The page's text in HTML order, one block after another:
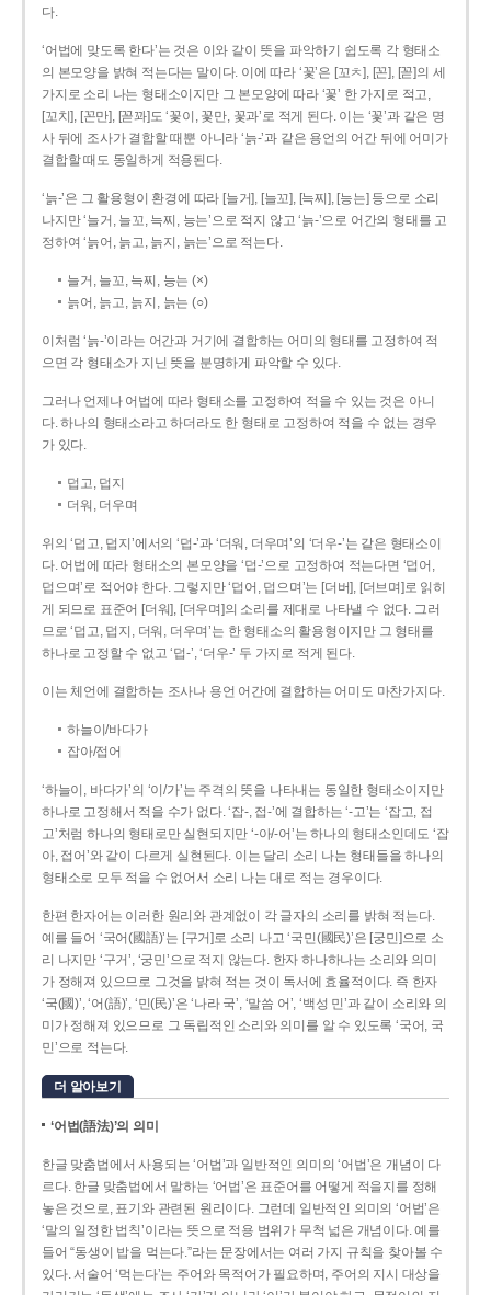
다.
‘어법에 맞도록 한다’는 것은 이와 같이 뜻을 파악하기 쉽도록 각 형태소
의 본모양을 밝혀 적는다는 말이다. 이에 따라 ‘꽃’은 [꼬ㅊ], [꼰], [꼳]의 세
가지로 소리 나는 형태소이지만 그 본모양에 따라 ‘꽃’ 한 가지로 적고,
[꼬치], [꼰만], [꼳꽈]도 ‘꽃이, 꽃만, 꽃과’로 적게 된다. 이는 ‘꽃’과 같은 명
사 뒤에 조사가 결합할 때뿐 아니라 ‘늙-’과 같은 용언의 어간 뒤에 어미가
결합할 때도 동일하게 적용된다.
‘늙-’은 그 활용형이 환경에 따라 [늘거], [늘꼬], [늑찌], [능는] 등으로 소리
나지만 ‘늘거, 늘꼬, 늑찌, 능는’으로 적지 않고 ‘늙-’으로 어간의 형태를 고
정하여 ‘늙어, 늙고, 늙지, 늙는’으로 적는다.
늘거, 늘꼬, 늑찌, 능는 (×)
늙어, 늙고, 늙지, 늙는 (○)
이처럼 ‘늙-­’이라는 어간과 거기에 결합하는 어미의 형태를 고정하여 적
으면 각 형태소가 지닌 뜻을 분명하게 파악할 수 있다.
그러나 언제나 어법에 따라 형태소를 고정하여 적을 수 있는 것은 아니
다. 하나의 형태소라고 하더라도 한 형태로 고정하여 적을 수 없는 경우
가 있다.
덥고, 덥지
더워, 더우며
위의 ‘덥고, 덥지’에서의 ‘덥-­’과 ‘더워, 더우며’의 ‘더우-­’는 같은 형태소이
다. 어법에 따라 형태소의 본모양을 ‘덥-­’으로 고정하여 적는다면 ‘덥어,
덥으며’로 적어야 한다. 그렇지만 ‘덥어, 덥으며’는 [더버], [더브며]로 읽히
게 되므로 표준어 [더워], [더우며]의 소리를 제대로 나타낼 수 없다. 그러
므로 ‘덥고, 덥지, 더워, 더우며’는 한 형태소의 활용형이지만 그 형태를
하나로 고정할 수 없고 ‘덥-’, ‘더우-’ 두 가지로 적게 된다.
이는 체언에 결합하는 조사나 용언 어간에 결합하는 어미도 마찬가지다.
하늘이/바다가
잡아/접어
‘하늘이, 바다가’의 ‘이/가’는 주격의 뜻을 나타내는 동일한 형태소이지만
하나로 고정해서 적을 수가 없다. ‘잡-, 접-’에 결합하는 ‘-고’는 ‘잡고, 접
고’처럼 하나의 형태로만 실현되지만 ‘-아/-어’는 하나의 형태소인데도 ‘잡
아, 접어’와 같이 다르게 실현된다. 이는 달리 소리 나는 형태들을 하나의
형태소로 모두 적을 수 없어서 소리 나는 대로 적는 경우이다.
한편 한자어는 이러한 원리와 관계없이 각 글자의 소리를 밝혀 적는다.
예를 들어 ‘국어(國語)’는 [구거]로 소리 나고 ‘국민(國民)’은 [궁민]으로 소
리 나지만 ‘구거’, ‘궁민’으로 적지 않는다. 한자 하나하나는 소리와 의미
가 정해져 있으므로 그것을 밝혀 적는 것이 독서에 효율적이다. 즉 한자
‘국(國)’, ‘어(語)’, ‘민(民)’은 ‘나라 국’, ‘말씀 어’, ‘백성 민’과 같이 소리와 의
미가 정해져 있으므로 그 독립적인 소리와 의미를 알 수 있도록 ‘국어, 국
민’으로 적는다.
더 알아보기
‘어법(語法)’의 의미
한글 맞춤법에서 사용되는 ‘어법’과 일반적인 의미의 ‘어법’은 개념이 다
르다. 한글 맞춤법에서 말하는 ‘어법’은 표준어를 어떻게 적을지를 정해
놓은 것으로, 표기와 관련된 원리이다. 그런데 일반적인 의미의 ‘어법’은
‘말의 일정한 법칙’이라는 뜻으로 적용 범위가 무척 넓은 개념이다. 예를
들어 “동생이 밥을 먹는다.”라는 문장에서는 여러 가지 규칙을 찾아볼 수
있다. 서술어 ‘먹는다’는 주어와 목적어가 필요하며, 주어의 지시 대상을